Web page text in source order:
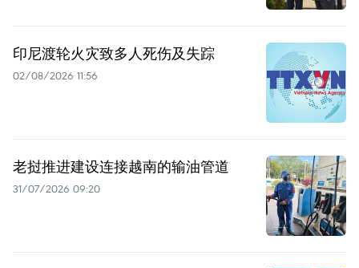
印尼渡轮火灾致多人死伤及失踪
02/08/2026 11:56
老挝推进建设连接越南的输油管道
31/07/2026 09:20